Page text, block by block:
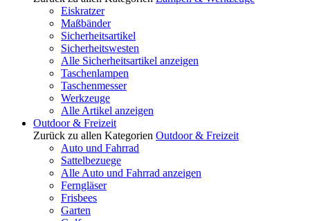
Eiskratzer
Maßbänder
Sicherheitsartikel
Sicherheitswesten
Alle Sicherheitsartikel anzeigen
Taschenlampen
Taschenmesser
Werkzeuge
Alle Artikel anzeigen
Outdoor & Freizeit
Zurück zu allen Kategorien Outdoor & Freizeit
Auto und Fahrrad
Sattelbezuege
Alle Auto und Fahrrad anzeigen
Ferngläser
Frisbees
Garten